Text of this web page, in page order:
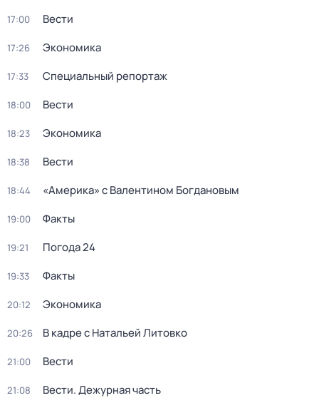
17:00 Вести
17:26 Экономика
17:33 Специальный репортаж
18:00 Вести
18:23 Экономика
18:38 Вести
18:44 «Америка» с Валентином Богдановым
19:00 Факты
19:21 Погода 24
19:33 Факты
20:12 Экономика
20:26 В кадре с Натальей Литовко
21:00 Вести
21:08 Вести. Дежурная часть